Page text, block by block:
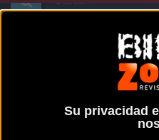
Su privacidad